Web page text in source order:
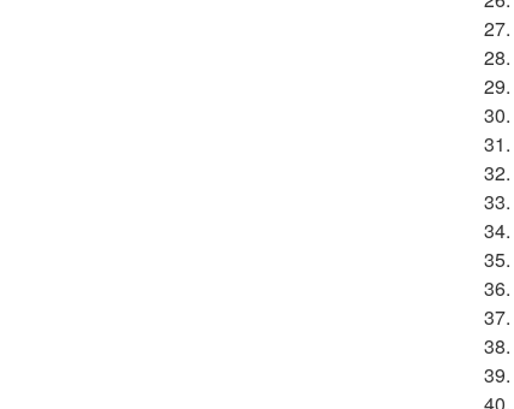
27.
28.
29.
30.
31.
32.
33.
34.
35.
36.
37.
38.
39.